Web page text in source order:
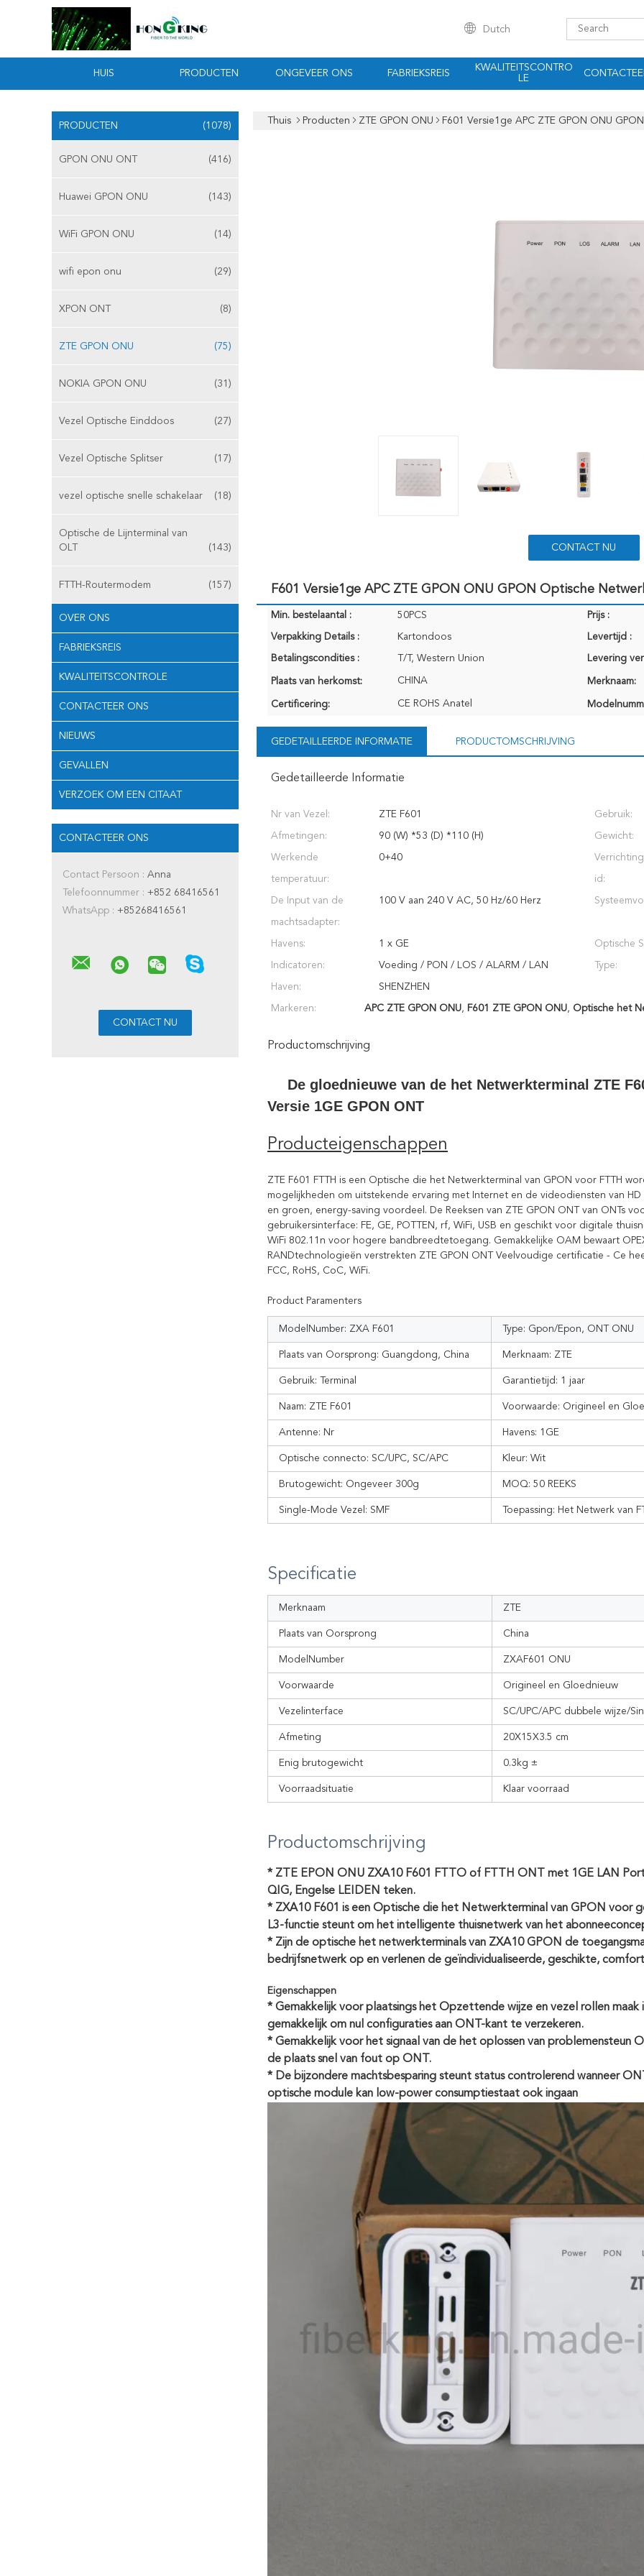
Dutch
HUIS PRODUCTEN ONGEVEER ONS FABRIEKSREIS
KWALITEITSCONTRO
LE
PRODUCTEN (1078)
GPON ONU ONT (416)
Huawei GPON ONU (143)
WiFi GPON ONU (14)
wifi epon onu (29)
XPON ONT (8)
ZTE GPON ONU (75)
NOKIA GPON ONU (31)
Vezel Optische Einddoos (27)
Vezel Optische Splitser (17)
vezel optische snelle schakelaar (18)
Optische de Lijnterminal van
OLT
(143)
FTTH-Routermodem (157)
OVER ONS
FABRIEKSREIS
KWALITEITSCONTROLE
CONTACTEER ONS
NIEUWS
GEVALLEN
VERZOEK OM EEN CITAAT
CONTACTEER ONS
Contact Persoon : Anna
Telefoonnummer : +852 68416561
WhatsApp : +85268416561
Thuis Producten ZTE GPON ONU F601 Versie1ge APC ZTE GPON ONU
CONTACT NU
F601 Versie1ge APC ZTE GPON ONU GPON Optische
Min. bestelaantal : 50PCS Prijs :
Verpakking Details : Kartondoos Levertijd :
Betalingscondities : T/T, Western Union Levering
Plaats van herkomst: CHINA Merknaam:
Certificering: CE ROHS Anatel
GEDETAILLEERDE INFORMATIE PRODUCTOMSCHRIJVING
Gedetailleerde Informatie
Nr van Vezel: ZTE F601 Gebruik:
Afmetingen: 90 (W) *53 (D) *110 (H) Gewicht:
Werkende
temperatuur:
0+40
id:
De Input van de
machtsadapter:
100 V aan 240 V AC, 50 Hz/60 Herz
Havens: 1 x GE Optische
Indicatoren: Voeding / PON / LOS / ALARM / LAN Type:
Haven: SHENZHEN
Markeren: APC ZTE GPON ONU, F601 ZTE GPON ONU, Optische het
Productomschrijving
De gloednieuwe van de het Netwerkterminal ZTE
Versie 1GE GPON ONT
Producteigenschappen
ZTE F601 FTTH is een Optische die het Netwerkterminal van GPON voor FTTH
mogelijkheden om uitstekende ervaring met Internet en de videodiensten van
en groen, energy-saving voordeel. De Reeksen van ZTE GPON ONT van ONTs
gebruikersinterface: FE, GE, POTTEN, rf, WiFi, USB en geschikt voor digitale
WiFi 802.11n voor hogere bandbreedtetoegang. Gemakkelijke OAM bewaart
RANDtechnologieën verstrekten ZTE GPON ONT Veelvoudige certificatie - Ce
FCC, RoHS, CoC, WiFi.
Product Paramenters
ModelNumber: ZXA F601 Type: Gpon/Epon, ONT ONU
Plaats van Oorsprong: Guangdong, China Merknaam: ZTE
Gebruik: Terminal Garantietijd: 1 jaar
Naam: ZTE F601 Voorwaarde: Origineel en
Antenne: Nr Havens: 1 GE
Optische connecto: SC/UPC, SC/APC Kleur: Wit
Brutogewicht: Ongeveer 300g MOQ: 50 REEKS
Single-Mode Vezel: SMF Toepassing: Het Netwerk van
Specificatie
Merknaam ZTE
Plaats van Oorsprong China
ModelNumber ZXAF601 ONU
Voorwaarde Origineel en Gloednieuw
Vezelinterface SC/UPC/APC dubbele wijze/
Afmeting 20X15X3.5 cm
Enig brutogewicht 0.3kg ±
Voorraadsituatie Klaar voorraad
Productomschrijving
* ZTE EPON ONU ZXA10 F601 FTTO of FTTH ONT met 1GE LAN
QIG, Engelse LEIDEN teken.
* ZXA10 F601 is een Optische die het Netwerkterminal van GPON voor
L3-functie steunt om het intelligente thuisnetwerk van het
* Zijn de optische het netwerkterminals van ZXA10 GPON de
bedrijfsnetwerk op en verlenen de geïndividualiseerde, geschikte,
Eigenschappen
* Gemakkelijk voor plaatsings het Opzettende wijze en vezel rollen
gemakkelijk om nul configuraties aan ONT-kant te verzekeren.
* Gemakkelijk voor het signaal van de het oplossen van problemensteun
de plaats snel van fout op ONT.
* De bijzondere machtsbesparing steunt status controlerend wanneer
optische module kan low-power consumptiestaat ook ingaan